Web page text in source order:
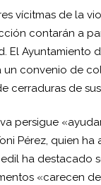
vícitmas de la
contarán a
El Ayuntamiento
un convenio de
cerraduras de
persigue
Pérez, quien
ha destacado
«carecen